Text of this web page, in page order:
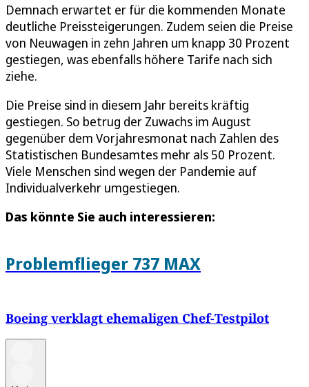
Demnach erwartet er für die kommenden Monate
deutliche Preissteigerungen. Zudem seien die Preise
von Neuwagen in zehn Jahren um knapp 30 Prozent
gestiegen, was ebenfalls höhere Tarife nach sich
ziehe.
Die Preise sind in diesem Jahr bereits kräftig
gestiegen. So betrug der Zuwachs im August
gegenüber dem Vorjahresmonat nach Zahlen des
Statistischen Bundesamtes mehr als 50 Prozent.
Viele Menschen sind wegen der Pandemie auf
Individualverkehr umgestiegen.
Das könnte Sie auch interessieren:
Problemflieger 737 MAX
Boeing verklagt ehemaligen Chef-Testpilot